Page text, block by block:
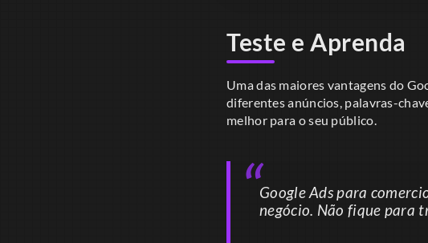
Teste e Aprenda
Uma das maiores vantagens do
diferentes anúncios, palavras-
melhor para o seu público.
Google Ads para
negócio. Não fique para